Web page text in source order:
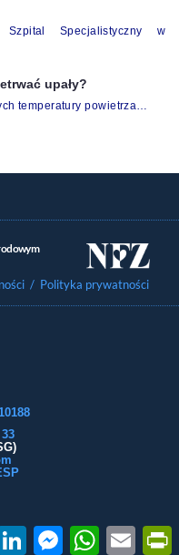
Szpital Specjalistyczny w
upały?
temperatury powietrza…
/ Polityka prywatności
LinkedInMessengerWhatsApp
Email